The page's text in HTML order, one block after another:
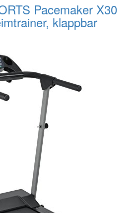
Pacemaker X30
klappbar